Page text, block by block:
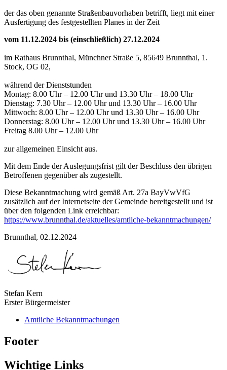
der das oben genannte Straßenbauvorhaben betrifft, liegt mit einer
Ausfertigung des festgestellten Planes in der Zeit
vom 11.12.2024 bis (einschließlich) 27.12.2024
im Rathaus Brunnthal, Münchner Straße 5, 85649 Brunnthal, 1.
Stock, OG 02,
während der Dienststunden
Montag: 8.00 Uhr – 12.00 Uhr und 13.30 Uhr – 18.00 Uhr
Dienstag: 7.30 Uhr – 12.00 Uhr und 13.30 Uhr – 16.00 Uhr
Mittwoch: 8.00 Uhr – 12.00 Uhr und 13.30 Uhr – 16.00 Uhr
Donnerstag: 8.00 Uhr – 12.00 Uhr und 13.30 Uhr – 16.00 Uhr
Freitag 8.00 Uhr – 12.00 Uhr
zur allgemeinen Einsicht aus.
Mit dem Ende der Auslegungsfrist gilt der Beschluss den übrigen
Betroffenen gegenüber als zugestellt.
Diese Bekanntmachung wird gemäß Art. 27a BayVwVfG
zusätzlich auf der Internetseite der Gemeinde bereitgestellt und ist
über den folgenden Link erreichbar:
https://www.brunnthal.de/aktuelles/amtliche-bekanntmachungen/
Brunnthal, 02.12.2024
Stefan Kern
Erster Bürgermeister
Amtliche Bekanntmachungen
Footer
Wichtige Links